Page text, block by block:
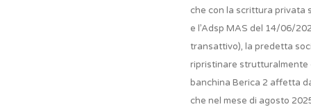
che con la scrittura privata
e l’Adsp MAS del 14/06/
transattivo), la predetta
ripristinare strutturalmente
banchina Berica 2 affetta
che nel mese di agosto